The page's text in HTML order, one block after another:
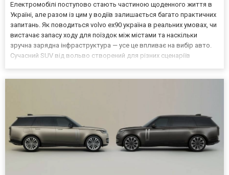
Електромобілі поступово стають частиною щоденного життя в
Україні, але разом із цим у водіїв залишається багато практичних
запитань. Як поводиться volvo ex90 україна в реальних умовах, чи
вистачає запасу ходу для поїздок між містами та наскільки
зручна зарядна інфраструктура — усе це впливає на вибір авто.
Сучасний SUV від вольво створений для різних сценаріїв